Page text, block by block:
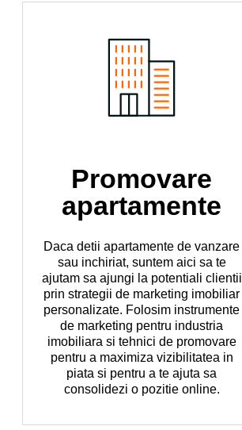
Promovare
apartamente
Daca detii apartamente de vanzare
sau inchiriat, suntem aici sa te
ajutam sa ajungi la potentiali clientii
prin strategii de marketing imobiliar
personalizate. Folosim instrumente
de marketing pentru industria
imobiliara si tehnici de promovare
pentru a maximiza vizibilitatea in
piata si pentru a te ajuta sa
consolidezi o pozitie online.